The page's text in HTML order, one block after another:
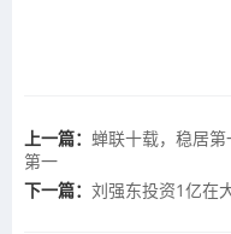
上一篇： 蝉联十载，稳居
第一
下一篇： 刘强东投资1亿在